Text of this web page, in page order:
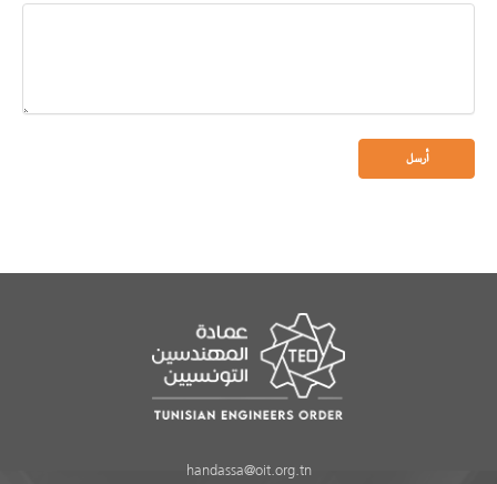
handassa@oit.org.tn